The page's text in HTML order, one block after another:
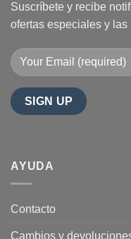
Suscríbete y recibe
ofertas especiales y
AYUDA
Contacto
Cambios y